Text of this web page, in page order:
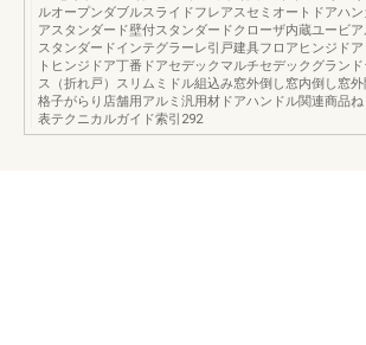
ルオープンダブルスライドフレアスセミオートドアハン
アスタンダード壁付スタンダードクローザ内蔵ユービア
スタンダードインテグラーレ引戸建具フロアヒンジドア
トヒンジドア丁番ドアセデックマルチセデックグランド
ス（折れ戸）スリムミドル組込み窓外倒し窓内倒し窓
格子がらり店舗用アルミ汎用材ドアハンドル関連商品
表テクニカルガイド索引292